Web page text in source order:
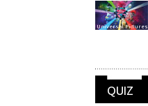
Universal Pictures
QUIZ